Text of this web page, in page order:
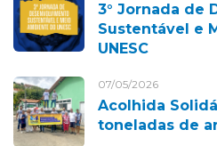
3° Jornada de
Sustentável e
UNESC
07/05/2026
Acolhida
toneladas de